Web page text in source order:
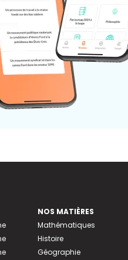
NOS MATIÈRES
Mathématiques
Histoire
Géographie